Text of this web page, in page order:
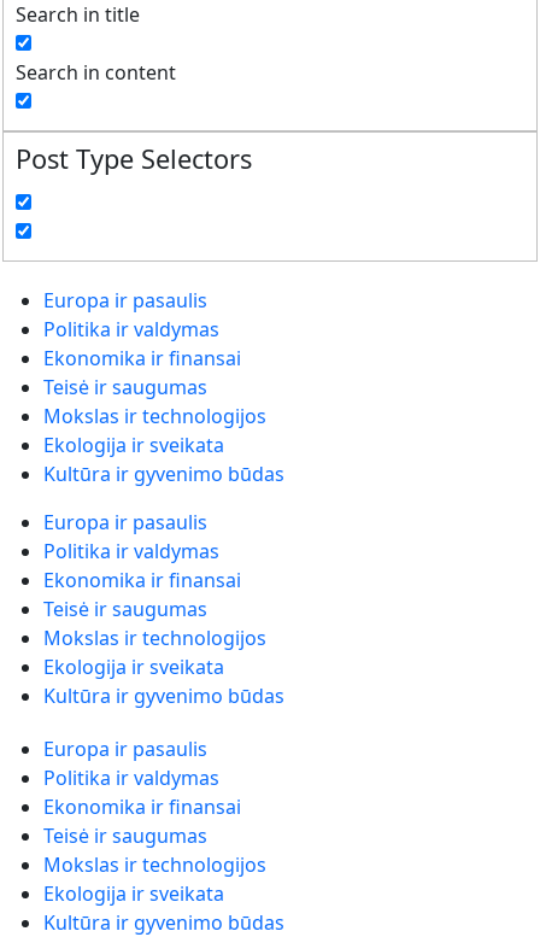
Search in title
Search in content
Post Type Selectors
Europa ir pasaulis
Politika ir valdymas
Ekonomika ir finansai
Teisė ir saugumas
Mokslas ir technologijos
Ekologija ir sveikata
Kultūra ir gyvenimo būdas
Europa ir pasaulis
Politika ir valdymas
Ekonomika ir finansai
Teisė ir saugumas
Mokslas ir technologijos
Ekologija ir sveikata
Kultūra ir gyvenimo būdas
Europa ir pasaulis
Politika ir valdymas
Ekonomika ir finansai
Teisė ir saugumas
Mokslas ir technologijos
Ekologija ir sveikata
Kultūra ir gyvenimo būdas